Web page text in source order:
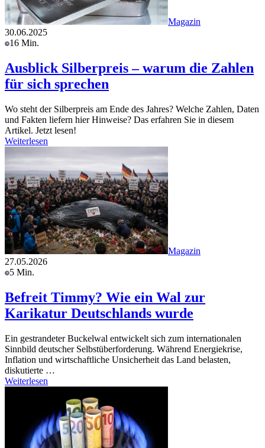
Magazin
30.06.2025
16 Min.
Ausblick Silberpreis – warum die Zahlen
für sich sprechen
Wo steht der Silberpreis am Ende des Jahres? Welche Zahlen, Daten
und Fakten liefern hier Hinweise? Das erfahren Sie in diesem
Artikel. Jetzt lesen!
Weiterlesen
Magazin
27.05.2026
5 Min.
Befreit Timmy? Wie ein Wal zur
Karikatur Deutschlands wurde
Ein gestrandeter Buckelwal entwickelt sich zum internationalen
Sinnbild deutscher Selbstüberforderung. Während Energiekrise,
Inflation und wirtschaftliche Unsicherheit das Land belasten,
diskutierte …
Weiterlesen